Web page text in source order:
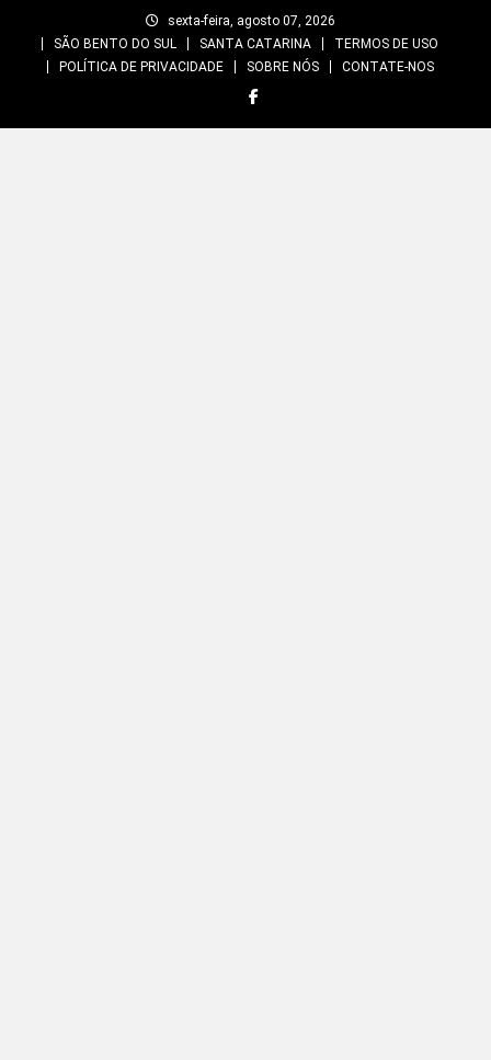
sexta-feira, agosto 07, 2026
SÃO BENTO DO SUL
SANTA CATARINA
TERMOS DE USO
POLÍTICA DE PRIVACIDADE
SOBRE NÓS CONTATE-NOS